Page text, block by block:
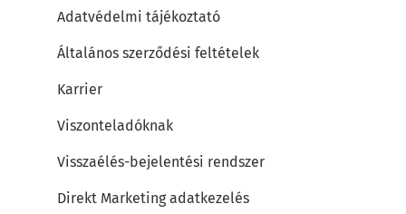
Adatvédelmi tájékoztató
Általános szerződési feltételek
Karrier
Viszonteladóknak
Visszaélés-bejelentési rendszer
Direkt Marketing adatkezelés